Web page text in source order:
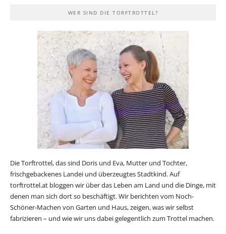
WER SIND DIE TORFTROTTEL?
Die Torftrottel, das sind Doris und Eva, Mutter und Tochter,
frischgebackenes Landei und überzeugtes Stadtkind. Auf
torftrottel.at bloggen wir über das Leben am Land und die Dinge, mit
denen man sich dort so beschäftigt. Wir berichten vom Noch-
Schöner-Machen von Garten und Haus, zeigen, was wir selbst
fabrizieren – und wie wir uns dabei gelegentlich zum Trottel machen.